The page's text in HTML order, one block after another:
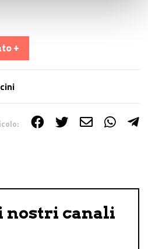
+
nostri canali